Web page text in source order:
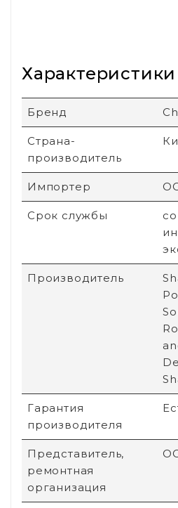
Характеристики
Бренд
Страна-
производитель
Импортер
Срок службы
Производитель
Гарантия
производителя
Представитель,
ремонтная
организация